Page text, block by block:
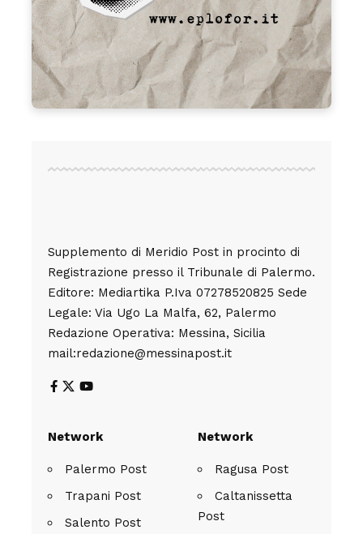
Supplemento di Meridio Post in procinto di
Registrazione presso il Tribunale di Palermo.
Editore: Mediartika P.Iva 07278520825 Sede
Legale: Via Ugo La Malfa, 62, Palermo
Redazione Operativa: Messina, Sicilia
mail:redazione@messinapost.it
Network
Palermo Post
Trapani Post
Salento Post
Network
Ragusa Post
Caltanissetta
Post